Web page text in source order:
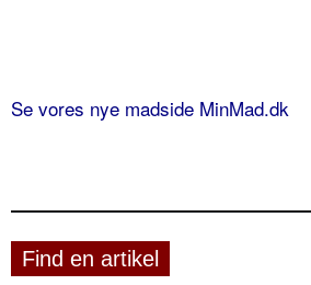
Se vores nye madside MinMad.dk
Find en artikel